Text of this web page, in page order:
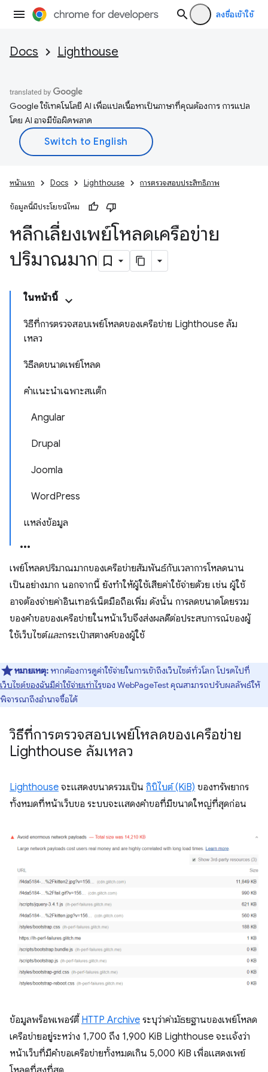
ลงชื่อเข้าใช้
Docs Lighthouse
Google ใช้เทคโนโลยี AI เพื่อแปลเนื้อหาเป็นภาษาที่คุณต้องการ การแปล
โดย AI อาจมีข้อผิดพลาด
หน้าแรก Docs Lighthouse การตรวจสอบประสิทธิภาพ
ข้อมูลนี้มีประโยชน์ไหม
หลีกเลี่ยงเพย์โหลดเครือข่าย
ปริมาณมาก
ในหน้านี้
วิธีที่การตรวจสอบเพย์โหลดของเครือข่าย Lighthouse ล้ม
เหลว
วิธีลดขนาดเพย์โหลด
คำแนะนำเฉพาะสแต็ก
Angular
Drupal
Joomla
WordPress
แหล่งข้อมูล
เพย์โหลดปริมาณมากของเครือข่ายสัมพันธ์กับเวลาการโหลดนาน
เป็นอย่างมาก นอกจากนี้ ยังทำให้ผู้ใช้เสียค่าใช้จ่ายด้วย เช่น ผู้ใช้
อาจต้องจ่ายค่าอินเทอร์เน็ตมือถือเพิ่ม ดังนั้น การลดขนาดโดยรวม
ของคำขอของเครือข่ายในหน้าเว็บจึงส่งผลดีต่อประสบการณ์ของผู้
ใช้เว็บไซต์และกระเป๋าสตางค์ของผู้ใช้
หมายเหตุ: หากต้องการดูค่าใช้จ่ายในการเข้าถึงเว็บไซต์ทั่วโลก โปรดไปที่
เว็บไซต์ของฉันมีค่าใช้จ่ายเท่าไรของ WebPageTest คุณสามารถปรับผลลัพธ์ให้
พิจารณาถึงอำนาจซื้อได้
วิธีที่การตรวจสอบเพย์โหลดของเครือข่าย
Lighthouse ล้มเหลว
Lighthouse จะแสดงขนาดรวมเป็น กิบิไบต์ (KiB) ของทรัพยากร
ทั้งหมดที่หน้าเว็บขอ ระบบจะแสดงคำขอที่มีขนาดใหญ่ที่สุดก่อน
ข้อมูลพร็อพเพอร์ตี้ HTTP Archive ระบุว่าค่ามัธยฐานของเพย์โหลด
เครือข่ายอยู่ระหว่าง 1,700 ถึง 1,900 KiB Lighthouse จะแจ้งว่า
หน้าเว็บที่มีคำขอเครือข่ายทั้งหมดเกิน 5,000 KiB เพื่อแสดงเพย์